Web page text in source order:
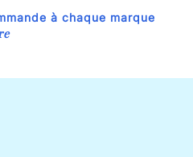
à chaque marque